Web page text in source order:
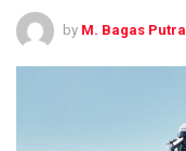
by M. Bagas Putra